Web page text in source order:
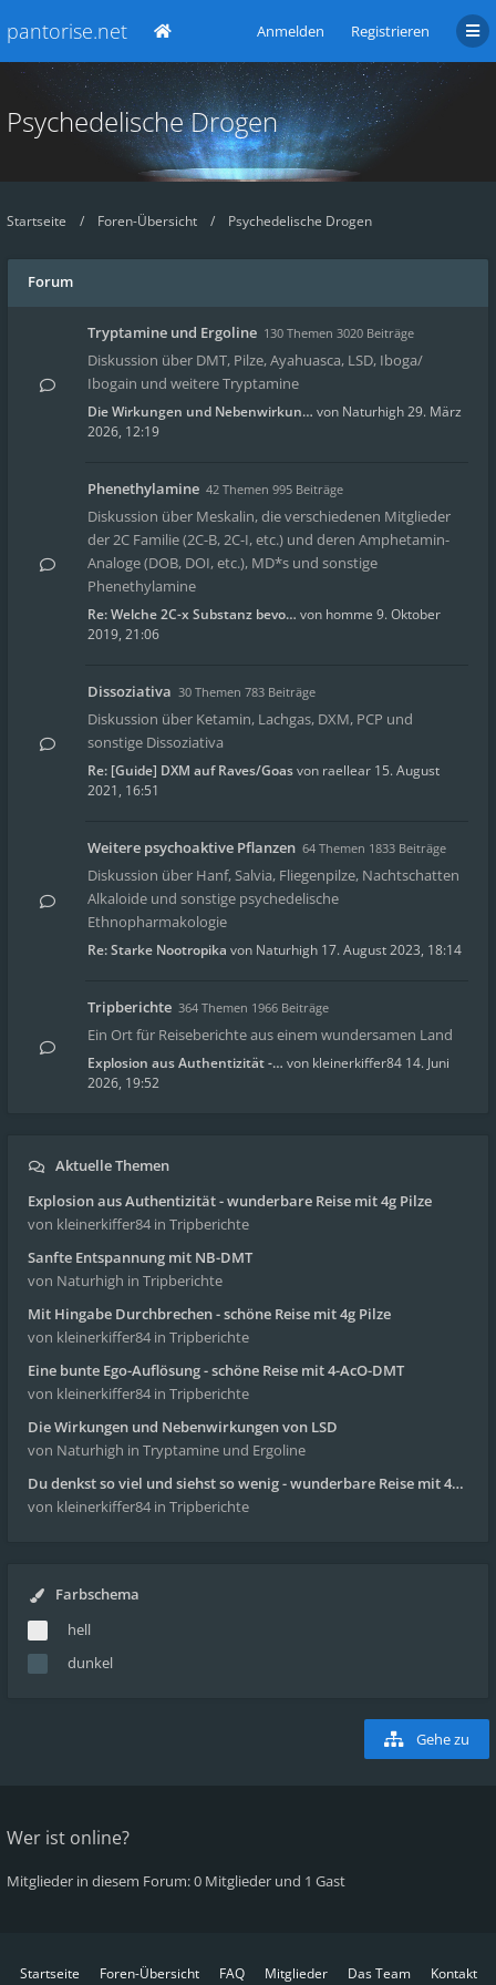
pantorise.net Anmelden Registrieren
Psychedelische Drogen
Startseite Foren-Übersicht Psychedelische Drogen
Forum
Tryptamine und Ergoline 130 Themen 3020 Beiträge
Diskussion über DMT, Pilze, Ayahuasca, LSD, Iboga/
Ibogain und weitere Tryptamine
Die Wirkungen und Nebenwirkun… von Naturhigh29. März
2026, 12:19
Phenethylamine 42 Themen 995 Beiträge
Diskussion über Meskalin, die verschiedenen Mitglieder
der 2C Familie (2C-B, 2C-I, etc.) und deren Amphetamin-
Analoge (DOB, DOI, etc.), MD*s und sonstige
Phenethylamine
Re: Welche 2C-x Substanz bevo… von homme 9. Oktober
2019, 21:06
Dissoziativa 30 Themen 783 Beiträge
Diskussion über Ketamin, Lachgas, DXM, PCP und
sonstige Dissoziativa
Re: [Guide] DXM auf Raves/Goasvon raellear 15. August
2021, 16:51
Weitere psychoaktive Pflanzen 64 Themen 1833 Beiträge
Diskussion über Hanf, Salvia, Fliegenpilze, Nachtschatten
Alkaloide und sonstige psychedelische
Ethnopharmakologie
Re: Starke Nootropika von Naturhigh 17. August 2023, 18:14
Tripberichte 364 Themen 1966 Beiträge
Ein Ort für Reiseberichte aus einem wundersamen Land
Explosion aus Authentizität -… von kleinerkiffer84 14. Juni
2026, 19:52
Aktuelle Themen
Explosion aus Authentizität - wunderbare Reise mit 4g Pilze
von kleinerkiffer84 in Tripberichte
Sanfte Entspannung mit NB-DMT
von Naturhigh in Tripberichte
Mit Hingabe Durchbrechen - schöne Reise mit 4g Pilze
von kleinerkiffer84 in Tripberichte
Eine bunte Ego-Auflösung - schöne Reise mit 4-AcO-DMT
von kleinerkiffer84 in Tripberichte
Die Wirkungen und Nebenwirkungen von LSD
von Naturhigh in Tryptamine und Ergoline
Du denkst so viel und siehst so wenig - wunderbare Reise mit 4g Pilze
von kleinerkiffer84 in Tripberichte
Farbschema
hell
dunkel
Gehe zu
Wer ist online?
Mitglieder in diesem Forum: 0 Mitglieder und 1 Gast
Startseite Foren-Übersicht FAQ Mitglieder Das Team Kontakt